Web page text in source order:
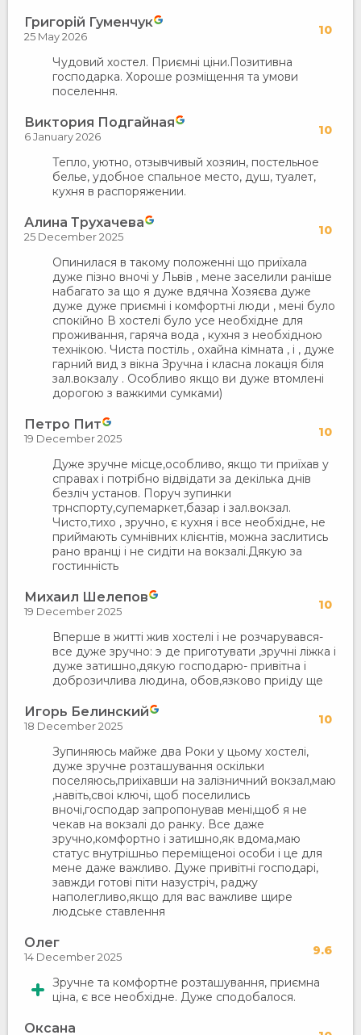
Григорій Гуменчук 10
25 May 2026
Чудовий хостел. Приємні ціни.Позитивна
господарка. Хороше розміщення та умови
поселення.
Виктория Подгайная 10
6 January 2026
Тепло, уютно, отзывчивый хозяин, постельное
белье, удобное спальное место, душ, туалет,
кухня в распоряжении.
Алина Трухачева 10
25 December 2025
Опинилася в такому положенні що приїхала
дуже пізно вночі у Львів , мене заселили раніше
набагато за що я дуже вдячна Хозяєва дуже
дуже дуже приємні і комфортні люди , мені було
спокійно В хостелі було усе необхідне для
проживання, гаряча вода , кухня з необхідною
технікою. Чиста постіль , охайна кімната , і , дуже
гарний вид з вікна Зручна і класна локація біля
зал.вокзалу . Особливо якщо ви дуже втомлені
дорогою з важкими сумками)
Петро Пит 10
19 December 2025
Дуже зручне місце,особливо, якщо ти приїхав у
справах і потрібно відвідати за декілька днів
безліч установ. Поруч зупинки
трнспорту,супемаркет,базар і зал.вокзал.
Чисто,тихо , зручно, є кухня і все необхідне, не
приймають сумнівних клієнтів, можна заслитись
рано вранці і не сидіти на вокзалі.Дякую за
гостинність
Михаил Шелепов 10
19 December 2025
Вперше в життi жив хостелi i не розчарувався-
все дуже зручно: э де приготувати ,зручнi лiжка i
дуже затишно,дякую господарю- привiтна i
доброзичлива людина, обов,язково приiду ще
Игорь Белинский 10
18 December 2025
Зупиняюсь майже два Роки у цьому хостелi,
дуже зручне розташування оскiльки
поселяюсь,приiхавши на залiзничний вокзал,маю
,навiть,своi ключi, щоб поселились
вночi,господар запропонував менi,щоб я не
чекав на вокзалi до ранку. Все даже
зручно,комфортно i затишно,як вдома,маю
статус внутрiшньо перемiщеноi особи i це для
мене даже важливо. Дуже привiтнi господарi,
завжди готовi пiти назустрiч, раджу
наполегливо,якщо для вас важливе щире
людське ставлення
Олег 9.6
14 December 2025
Зручне та комфортне розташування, приємна
ціна, є все необхідне. Дуже сподобалося.
Оксана